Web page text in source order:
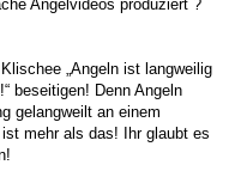
Angelvideos produziert ?
„Angeln ist langweilig
beseitigen! Denn Angeln
gelangweilt an einem
mehr als das! Ihr glaubt es